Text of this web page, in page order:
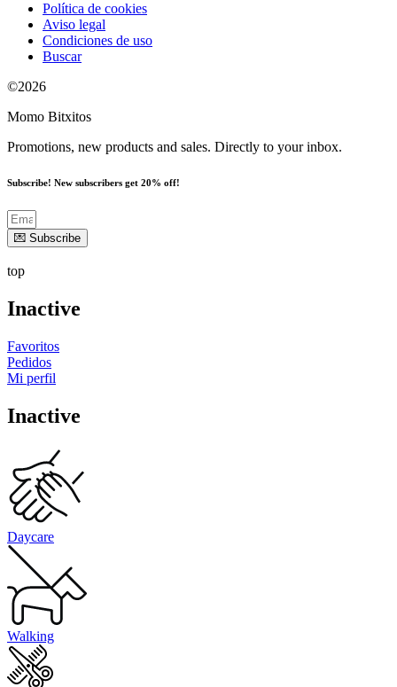
Política de cookies
Aviso legal
Condiciones de uso
Buscar
©2026
Momo Bitxitos
Promotions, new products and sales. Directly to your inbox.
Subscribe! New subscribers get 20% off!
💌 Subscribe
top
Inactive
Favoritos
Pedidos
Mi perfil
Inactive
Daycare
Walking